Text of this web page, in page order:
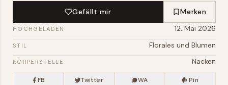
Gefällt mir Merken
HOCHGELADEN 12. Mai 2026
STIL Florales und Blumen
KÖRPERSTELLE Nacken
FB Twitter WA Pin